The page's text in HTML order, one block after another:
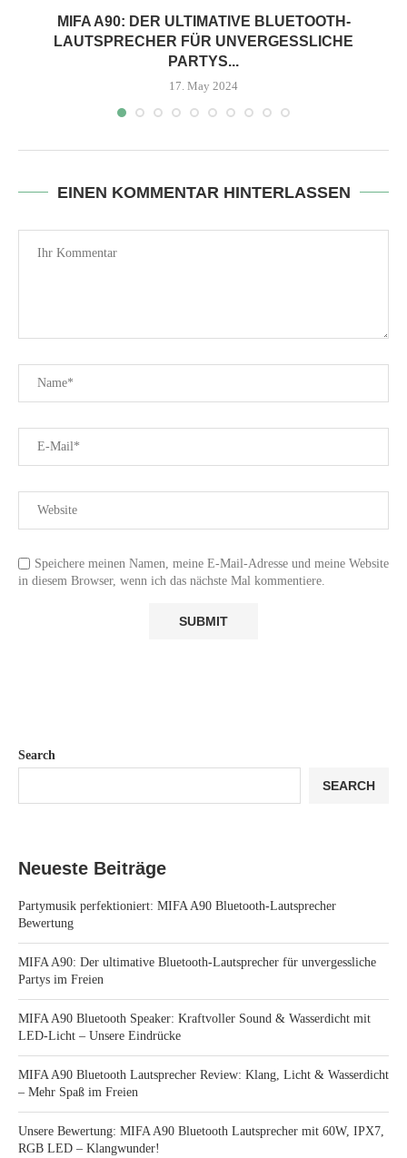
MIFA A90: DER ULTIMATIVE BLUETOOTH-
LAUTSPRECHER FÜR UNVERGESSLICHE
PARTYS...
17. May 2024
EINEN KOMMENTAR HINTERLASSEN
Speichere meinen Namen, meine E-Mail-Adresse und meine Website
in diesem Browser, wenn ich das nächste Mal kommentiere.
Search
SEARCH
Neueste Beiträge
Partymusik perfektioniert: MIFA A90 Bluetooth-Lautsprecher
Bewertung
MIFA A90: Der ultimative Bluetooth-Lautsprecher für unvergessliche
Partys im Freien
MIFA A90 Bluetooth Speaker: Kraftvoller Sound & Wasserdicht mit
LED-Licht – Unsere Eindrücke
MIFA A90 Bluetooth Lautsprecher Review: Klang, Licht & Wasserdicht
– Mehr Spaß im Freien
Unsere Bewertung: MIFA A90 Bluetooth Lautsprecher mit 60W, IPX7,
RGB LED – Klangwunder!